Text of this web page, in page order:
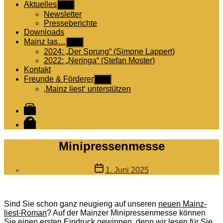
Aktuelles
anzeigen
Newsletter
Presseberichte
Downloads
Mainz las…
anzeigen
2024: „Der Sprung“ (Simone Lappert)
2022: „Neringa“ (Stefan Moster)
Kontakt
Freunde & Förderer
anzeigen
‚Mainz liest‘ unterstützen
Instagram
Facebook
Minipressenmesse
Veröffentlichungsdatum
1. Juni 2025
Sind Sie schon ganz neugierig auf unseren neuen Mainz-
liest-Roman? Auf der Mainzer Minipressenmesse können